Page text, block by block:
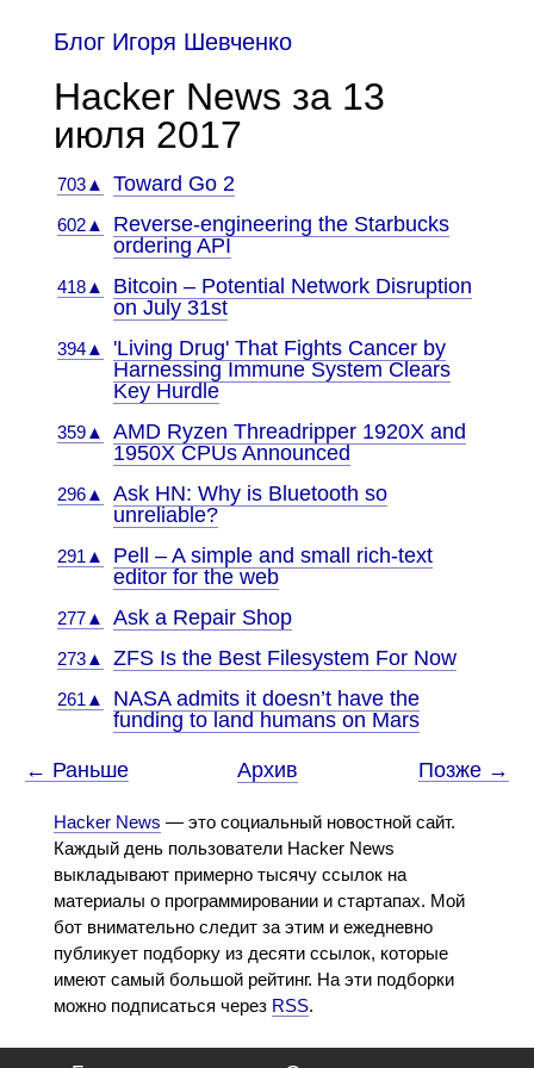
Блог Игоря Шевченко
Hacker News за 13
июля 2017
703▲ Toward Go 2
602▲
Reverse-engineering the Starbucks
ordering API
418▲
Bitcoin – Potential Network Disruption
on July 31st
394▲
'Living Drug' That Fights Cancer by
Harnessing Immune System Clears
Key Hurdle
359▲
AMD Ryzen Threadripper 1920X and
1950X CPUs Announced
296▲
Ask HN: Why is Bluetooth so
unreliable?
291▲
Pell – A simple and small rich-text
editor for the web
277▲ Ask a Repair Shop
273▲ ZFS Is the Best Filesystem For Now
261▲
NASA admits it doesn’t have the
funding to land humans on Mars
← Раньше Архив Позже →
Hacker News — это социальный новостной сайт.
Каждый день пользователи Hacker News
выкладывают примерно тысячу ссылок на
материалы о программировании и стартапах. Мой
бот внимательно следит за этим и ежедневно
публикует подборку из десяти ссылок, которые
имеют самый большой рейтинг. На эти подборки
можно подписаться через RSS.